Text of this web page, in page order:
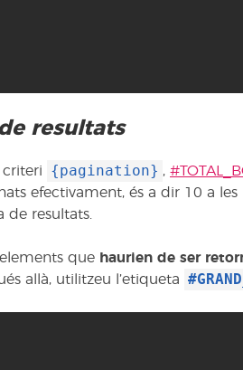
resultats
criteri {pagination} ,
efectivament, és a dir 10 a les
de resultats.
que haurien de ser
allà, utilitzeu l’etiqueta